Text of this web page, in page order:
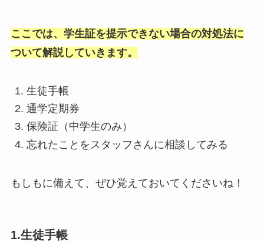
ここでは、学生証を提示できない場合の対処法に
ついて解説していきます。
生徒手帳
通学定期券
保険証（中学生のみ）
忘れたことをスタッフさんに相談してみる
もしもに備えて、ぜひ覚えておいてくださいね！
1.生徒手帳